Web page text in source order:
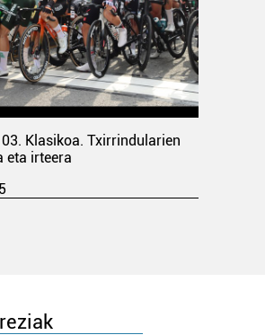
Klasikoa. Txirrindularien
eta irteera